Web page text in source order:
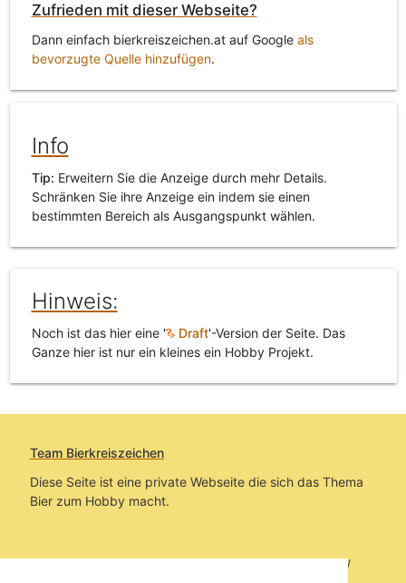
Zufrieden mit dieser Webseite?
Dann einfach bierkreiszeichen.at auf Google als
bevorzugte Quelle hinzufügen.
Info
Tip: Erweitern Sie die Anzeige durch mehr Details.
Schränken Sie ihre Anzeige ein indem sie einen
bestimmten Bereich als Ausgangspunkt wählen.
Hinweis:
Noch ist das hier eine ' Draft'-Version der Seite. Das
Ganze hier ist nur ein kleines ein Hobby Projekt.
Team Bierkreiszeichen
Diese Seite ist eine private Webseite die sich das Thema
Bier zum Hobby macht.
Sie befinden sich auf https://www.bierkreiszeichen.at/